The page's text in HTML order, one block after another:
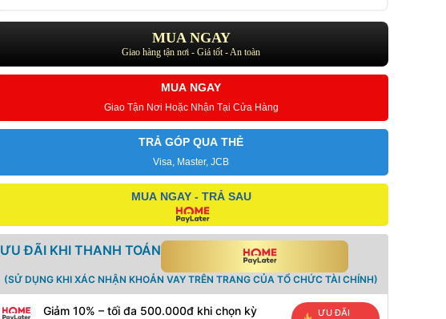
MUA NGAY
Giao hàng tận nơi - Giá tốt - An toàn
MUA NGAY
Giao Tận Nơi Hoặc Nhận Tại Cửa Hàng
TRẢ GÓP QUA THẺ
Visa, Master, JCB
MUA NGAY - TRẢ SAU
ƯU ĐÃI KHI THANH TOÁN
(SỬ DỤNG KHI XÁC NHẬN KHOẢN VAY TRÊN TRANG CỦA TỔ CHỨC TÀI CHÍNH)
Giảm 10% – tối đa 500.000đ khi chọn kỳ
ƯU ĐÃI